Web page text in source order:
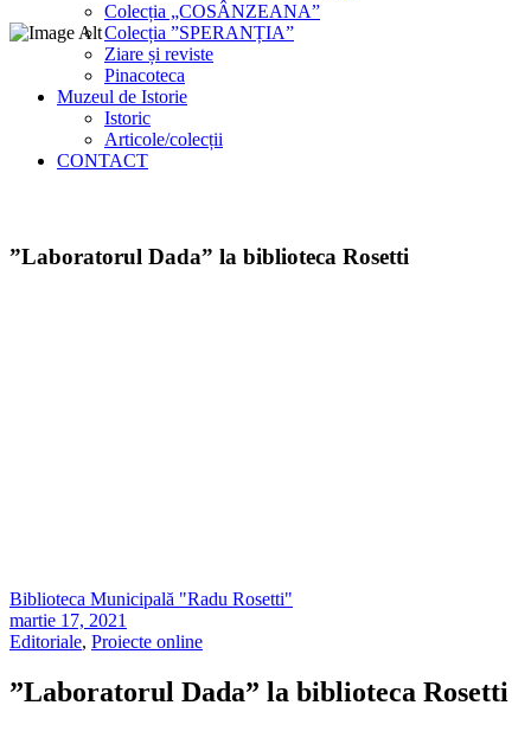
Colecția „COSÂNZEANA”
Colecția ”SPERANȚIA”
Ziare și reviste
Pinacoteca
Muzeul de Istorie
Istoric
Articole/colecții
CONTACT
”Laboratorul Dada” la biblioteca Rosetti
Biblioteca Municipală "Radu Rosetti"
martie 17, 2021
Editoriale, Proiecte online
”Laboratorul Dada” la biblioteca Rosetti